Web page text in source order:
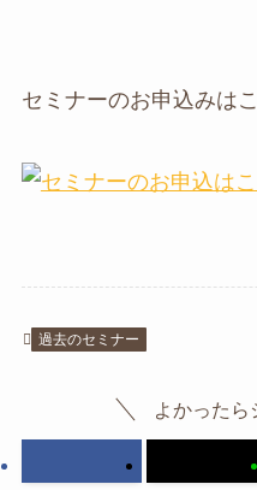
セミナーのお申込みは
過去のセミナー
よかったら